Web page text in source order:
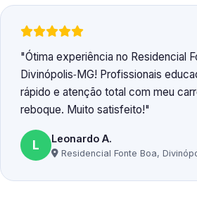
Ótima experiência no Residencial
Divinópolis‑MG! Profissionais
rápido e atenção total com meu
reboque. Muito satisfeito!
L Leonardo A.
Residencial Fonte Boa,